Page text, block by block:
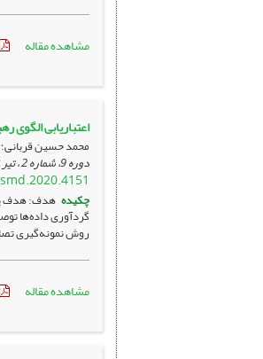
مشاهده مقاله
اعتباریابی الگوی رهبری 360 درجه دنیسون در
محمد حسین
دوره 9، شماره 2 ، تیر 1399، صفحه
چکیده
روش نمونه‌گیری
مشاهده مقاله